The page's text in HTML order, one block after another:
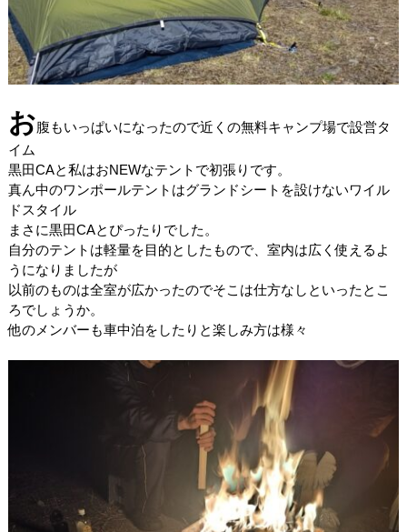
お腹もいっぱいになったので近くの無料キャンプ場で設営タ
イム
黒田CAと私はおNEWなテントで初張りです。
真ん中のワンポールテントはグランドシートを設けないワイル
ドスタイル
まさに黒田CAとぴったりでした。
自分のテントは軽量を目的としたもので、室内は広く使えるよ
うになりましたが
以前のものは全室が広かったのでそこは仕方なしといったとこ
ろでしょうか。
他のメンバーも車中泊をしたりと楽しみ方は様々